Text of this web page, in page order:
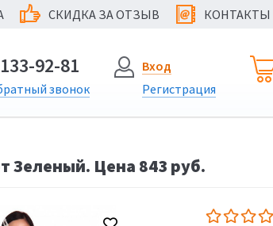
СКИДКА ЗА ОТЗЫВ @ КОНТАКТЫ
92-81
звонок
Вход
Регистрация
Зеленый. Цена 843 руб.